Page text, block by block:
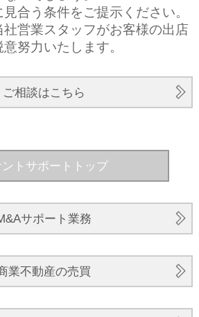
合う条件をご提示ください。
営業スタッフがお客様の出店
努力いたします。
ご相談はこちら
ントサポートトップ
サポート業務
業不動産の売買